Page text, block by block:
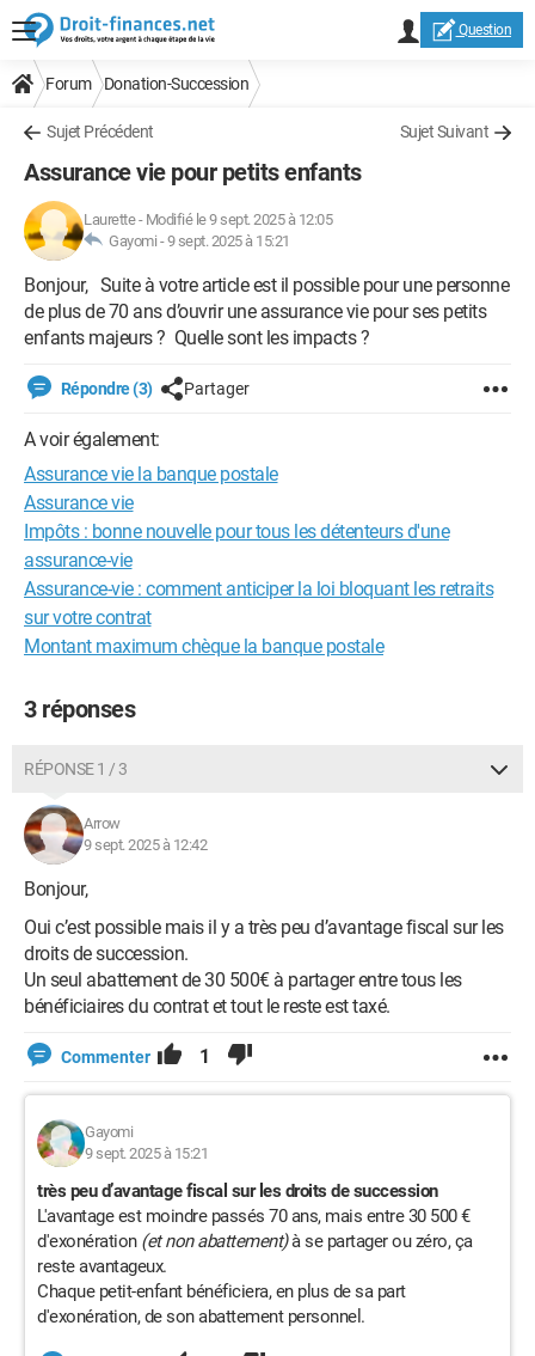
Question
Forum Donation-Succession
Sujet Précédent Sujet Suivant
Assurance vie pour petits enfants
Laurette- Modifié le 9 sept. 2025 à 12:05
Gayomi -9 sept. 2025 à 15:21
Bonjour, Suite à votre article est il possible pour une personne
de plus de 70 ans d’ouvrir une assurance vie pour ses petits
enfants majeurs ? Quelle sont les impacts ?
Répondre (3) Partager
A voir également:
Assurance vie la banque postale
Assurance vie
Impôts : bonne nouvelle pour tous les détenteurs d'une
assurance-vie
Assurance-vie : comment anticiper la loi bloquant les retraits
sur votre contrat
Montant maximum chèque la banque postale
3 réponses
RÉPONSE 1 / 3
Arrow
9 sept. 2025 à 12:42
Bonjour,
Oui c’est possible mais il y a très peu d’avantage fiscal sur les
droits de succession.
Un seul abattement de 30 500€ à partager entre tous les
bénéficiaires du contrat et tout le reste est taxé.
Commenter 1
Gayomi
9 sept. 2025 à 15:21
très peu d’avantage fiscal sur les droits de succession
L'avantage est moindre passés 70 ans, mais entre 30 500 €
d'exonération(et non abattement)à se partager ou zéro, ça
reste avantageux.
Chaque petit-enfant bénéficiera, en plus de sa part
d'exonération, de son abattement personnel.